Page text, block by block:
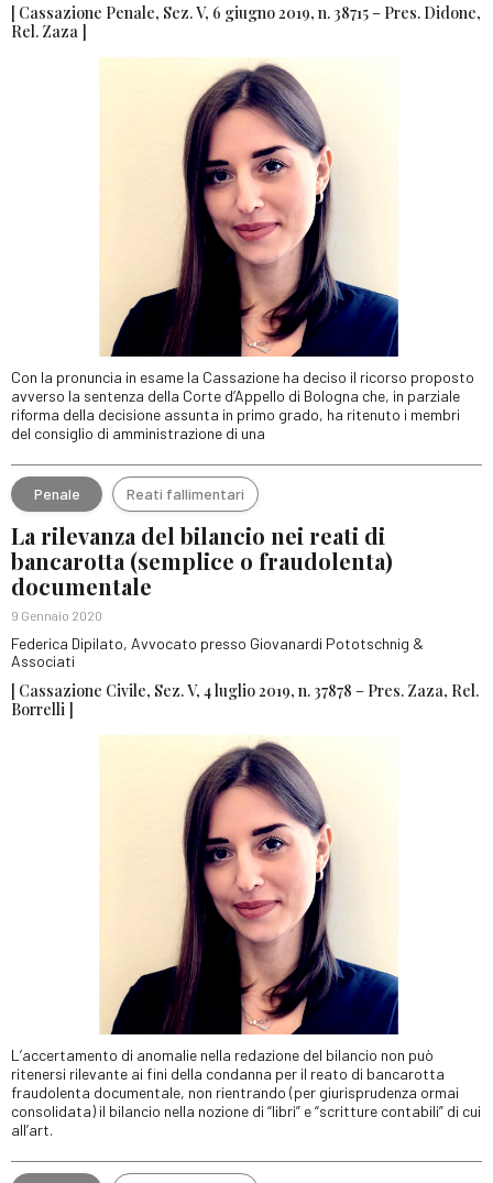
[ Cassazione Penale, Sez. V, 6 giugno 2019, n. 38715 – Pres. Didone,
Rel. Zaza ]
Con la pronuncia in esame la Cassazione ha deciso il ricorso proposto
avverso la sentenza della Corte d’Appello di Bologna che, in parziale
riforma della decisione assunta in primo grado, ha ritenuto i membri
del consiglio di amministrazione di una
Penale Reati fallimentari
La rilevanza del bilancio nei reati di
bancarotta (semplice o fraudolenta)
documentale
9 Gennaio 2020
Federica Dipilato, Avvocato presso Giovanardi Pototschnig &
Associati
[ Cassazione Civile, Sez. V, 4 luglio 2019, n. 37878 – Pres. Zaza, Rel.
Borrelli ]
L’accertamento di anomalie nella redazione del bilancio non può
ritenersi rilevante ai fini della condanna per il reato di bancarotta
fraudolenta documentale, non rientrando (per giurisprudenza ormai
consolidata) il bilancio nella nozione di “libri” e “scritture contabili” di cui
all’art.